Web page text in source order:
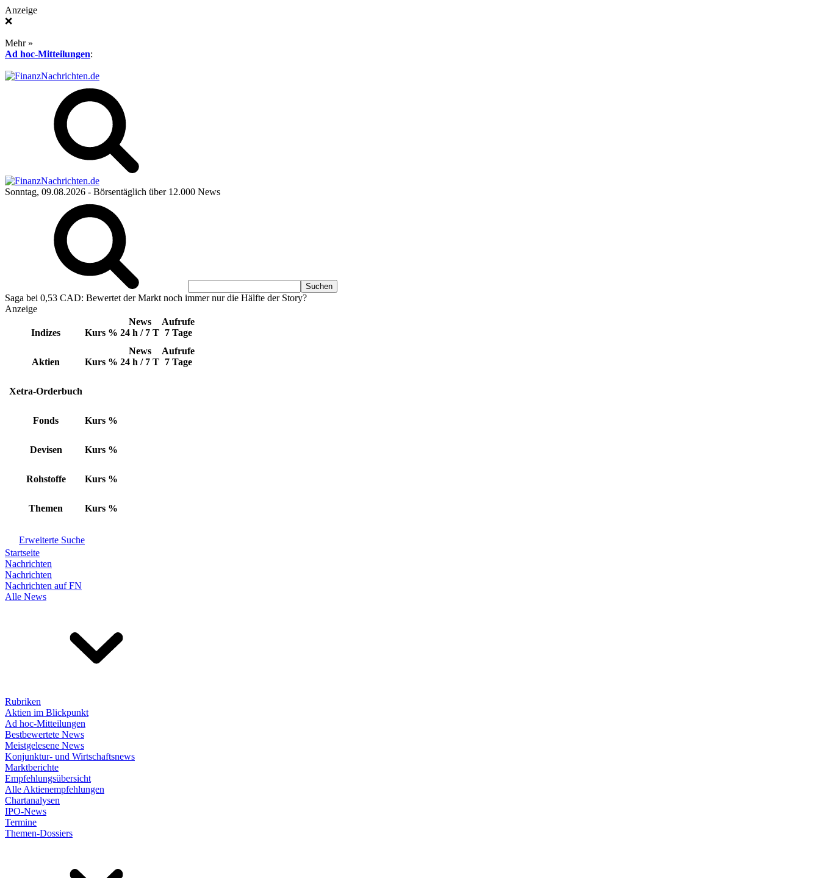
Anzeige
❌
Mehr »
Ad hoc-Mitteilungen:
Sonntag, 09.08.2026 - Börsentäglich über 12.000 News
Saga bei 0,53 CAD: Bewertet der Markt noch immer nur die Hälfte der Story?
Anzeige
Indizes Kurs %
News
24 h / 7 T
Aufrufe
7 Tage
Aktien Kurs %
News
24 h / 7 T
Aufrufe
7 Tage
Xetra-Orderbuch
Fonds Kurs %
Devisen Kurs %
Rohstoffe Kurs %
Themen Kurs %
Erweiterte Suche
Startseite
Nachrichten
Nachrichten
Nachrichten auf FN
Alle News
Rubriken
Aktien im Blickpunkt
Ad hoc-Mitteilungen
Bestbewertete News
Meistgelesene News
Konjunktur- und Wirtschaftsnews
Marktberichte
Empfehlungsübersicht
Alle Aktienempfehlungen
Chartanalysen
IPO-News
Termine
Themen-Dossiers